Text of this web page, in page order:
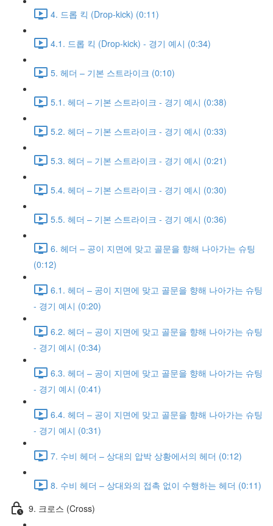
4. 드롭 킥 (Drop-kick) (0:11)
4.1. 드롭 킥 (Drop-kick) - 경기 예시 (0:34)
5. 헤더 – 기본 스트라이크 (0:10)
5.1. 헤더 – 기본 스트라이크 - 경기 예시 (0:38)
5.2. 헤더 – 기본 스트라이크 - 경기 예시 (0:33)
5.3. 헤더 – 기본 스트라이크 - 경기 예시 (0:21)
5.4. 헤더 – 기본 스트라이크 - 경기 예시 (0:30)
5.5. 헤더 – 기본 스트라이크 - 경기 예시 (0:36)
6. 헤더 – 공이 지면에 맞고 골문을 향해 나아가는 슈팅
(0:12)
6.1. 헤더 – 공이 지면에 맞고 골문을 향해 나아가는 슈팅
- 경기 예시 (0:20)
6.2. 헤더 – 공이 지면에 맞고 골문을 향해 나아가는 슈팅
- 경기 예시 (0:34)
6.3. 헤더 – 공이 지면에 맞고 골문을 향해 나아가는 슈팅
- 경기 예시 (0:41)
6.4. 헤더 – 공이 지면에 맞고 골문을 향해 나아가는 슈팅
- 경기 예시 (0:31)
7. 수비 헤더 – 상대의 압박 상황에서의 헤더 (0:12)
8. 수비 헤더 – 상대와의 접촉 없이 수행하는 헤더 (0:11)
9. 크로스 (Cross)